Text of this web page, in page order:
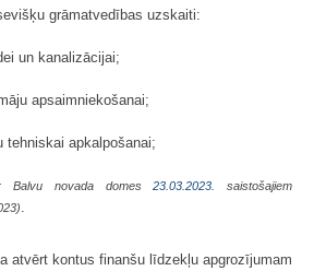
grāmatvedības uzskaiti:
un kanalizācijai;
apsaimniekošanai;
tehniskai apkalpošanai;
Balvu novada domes23.03.2023.
saistošajiem
atvērt kontus finanšu līdzekļu apgrozījumam